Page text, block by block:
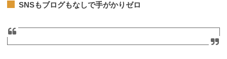
SNSもブログもなしで手がかりゼロ